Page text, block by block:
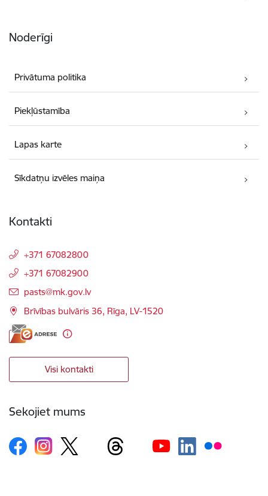
Noderīgi
Privātuma politika
Piekļūstamība
Lapas karte
Sīkdatņu izvēles maiņa
Kontakti
+371 67082800
+371 67082900
E-pasts:
pasts@mk.gov.lv
Brīvības bulvāris 36, Rīga, LV-1520
Visi kontakti
Sekojiet mums